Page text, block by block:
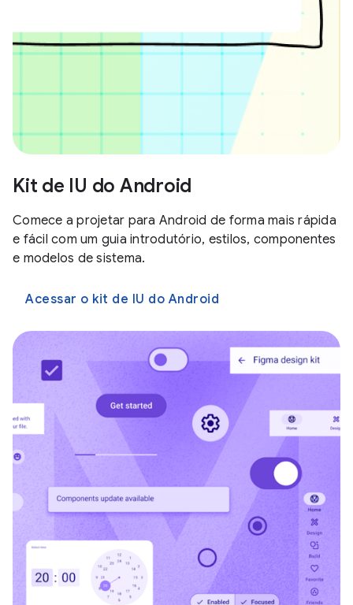
Kit de IU do Android
Comece a projetar para Android de forma mais rápida
e fácil com um guia introdutório, estilos, componentes
e modelos de sistema.
Acessar o kit de IU do Android